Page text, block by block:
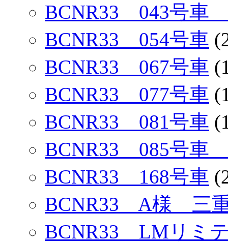
BCNR33 043号車
BCNR33 054号車
BCNR33 067号車
BCNR33 077号車
BCNR33 081号車
BCNR33 085号
BCNR33 168号車
BCNR33 A様 三
BCNR33 LMリミ